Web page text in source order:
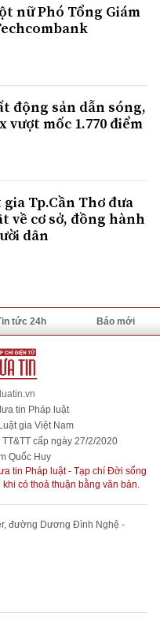
nữ Phó Tổng Giám
động sản dẫn sóng,
vượt mốc 1.770 điểm
Tp.Cần Thơ đưa
về cơ sở, đồng hành
dân
tức 24h Báo mới
tin Pháp luật
gia Việt Nam
cấp ngày 27/2/2020
Quốc Huy
tin Pháp luật - Tạp chí Đời sống
có thoả thuận bằng văn bản.
đường Dương Đình Nghệ -